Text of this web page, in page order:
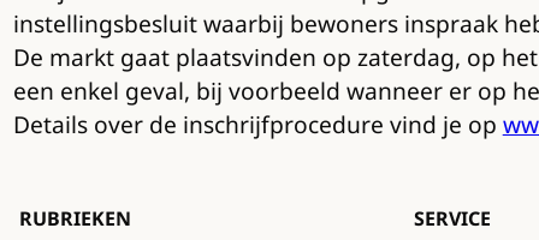
instellingsbesluit waarbij bewoners inspraak
De markt gaat plaatsvinden op zaterdag, op
een enkel geval, bij voorbeeld wanneer er op
Details over de inschrijfprocedure vind je op
RUBRIEKEN
SERVICE